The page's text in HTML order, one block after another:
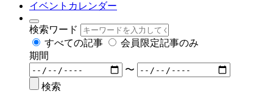
イベントカレンダー
検索ワード
すべての記事
会員限定記事のみ
期間
〜
検索